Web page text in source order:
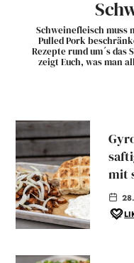
BBQ
Blog
Schweinefleisch muss
Pulled Pork
Rezepte rund um´s das
zeigt Euch, was man
mit